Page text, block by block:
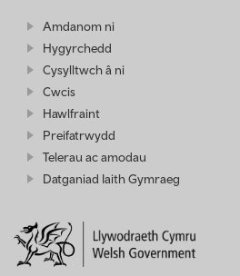
Amdanom ni
Hygyrchedd
Cysylltwch â ni
Cwcis
Hawlfraint
Preifatrwydd
Telerau ac amodau
Datganiad Iaith Gymraeg